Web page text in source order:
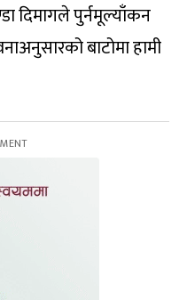
दिमागले पुर्नमूल्याँकन
बाटोमा हामी